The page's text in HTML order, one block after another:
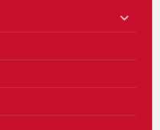
d'Emma Zafon